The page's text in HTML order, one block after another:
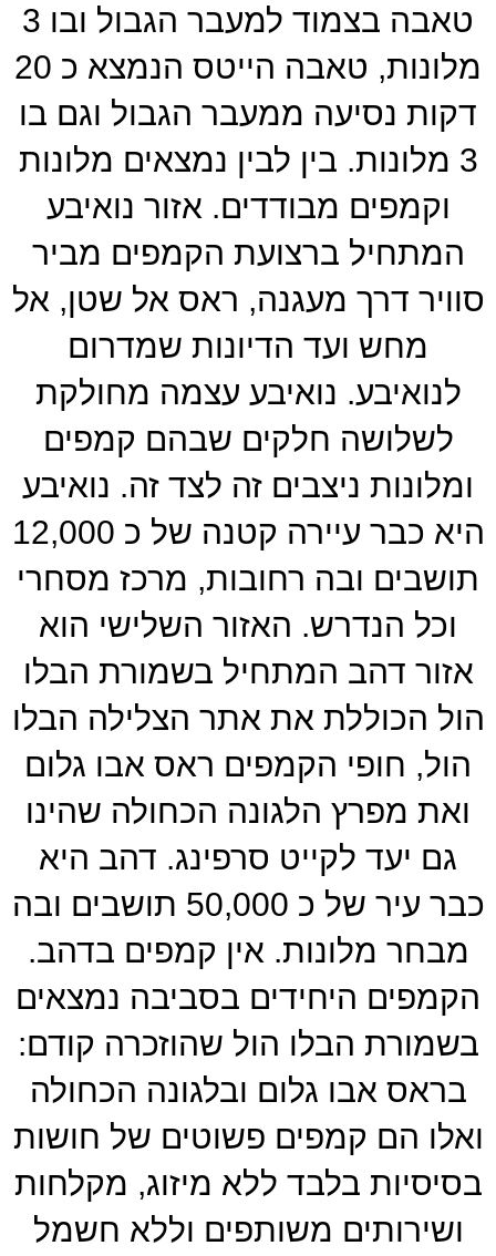
טאבה בצמוד למעבר הגבול ובו 3
מלונות, טאבה הייטס הנמצא כ 20
דקות נסיעה ממעבר הגבול וגם בו
3 מלונות. בין לבין נמצאים מלונות
וקמפים מבודדים. אזור נואיבע
המתחיל ברצועת הקמפים מביר
סוויר דרך מעגנה, ראס אל שטן, אל
מחש ועד הדיונות שמדרום
לנואיבע. נואיבע עצמה מחולקת
לשלושה חלקים שבהם קמפים
ומלונות ניצבים זה לצד זה. נואיבע
היא כבר עיירה קטנה של כ 12,000
תושבים ובה רחובות, מרכז מסחרי
וכל הנדרש. האזור השלישי הוא
אזור דהב המתחיל בשמורת הבלו
הול הכוללת את אתר הצלילה הבלו
הול, חופי הקמפים ראס אבו גלום
ואת מפרץ הלגונה הכחולה שהינו
גם יעד לקייט סרפינג. דהב היא
כבר עיר של כ 50,000 תושבים ובה
מבחר מלונות. אין קמפים בדהב.
הקמפים היחידים בסביבה נמצאים
בשמורת הבלו הול שהוזכרה קודם:
בראס אבו גלום ובלגונה הכחולה
ואלו הם קמפים פשוטים של חושות
בסיסיות בלבד ללא מיזוג, מקלחות
ושירותים משותפים וללא חשמל